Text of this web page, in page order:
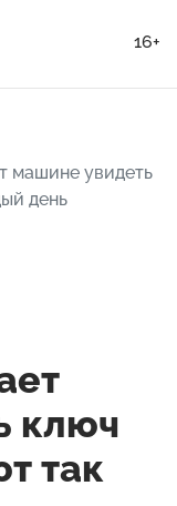
16+
машине увидеть
день
ключ
так